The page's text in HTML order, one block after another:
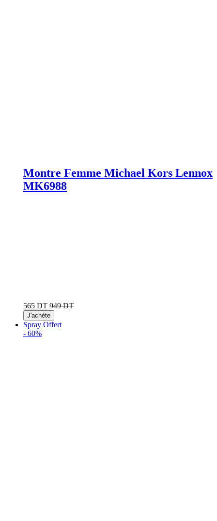
Montre Femme Michael Kors Lennox
MK6988
565 DT 949 DT
J'achète
Spray Offert
- 60%